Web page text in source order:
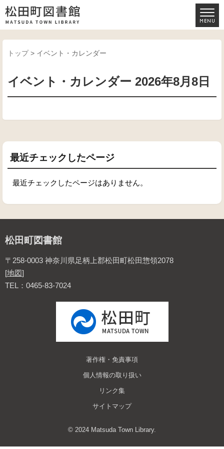
トップ > イベント・カレンダー
イベント・カレンダー 2026年8月8日
最近チェックしたページ
最近チェックしたページはありません。
松田町図書館
〒258-0003 神奈川県足柄上郡松田町松田惣領2078
[地図]
TEL：0465-83-7024
著作権・免責事項
個人情報の取り扱い
リンク集
サイトマップ
© 2024 Matsuda Town Library.